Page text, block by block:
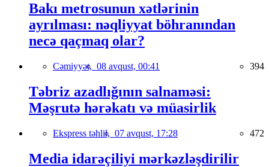
Bakı metrosunun xətlərinin
ayrılması: nəqliyyat böhranından
necə qaçmaq olar?
Cəmiyyət, 08 avqust, 00:41 394
Təbriz azadlığının salnaməsi:
Məşrutə hərəkatı və müasirlik
Ekspress təhlil, 07 avqust, 17:28 472
Media idarəçiliyi mərkəzləşdirilir